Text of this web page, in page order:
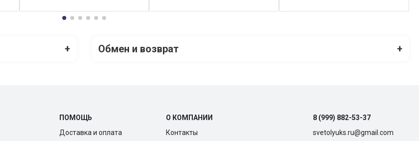
+ Обмен и возврат +
ПОМОЩЬ
Доставка и оплата
О КОМПАНИИ
Контакты
8 (999) 882-53-37
svetolyuks.ru@gmail.com